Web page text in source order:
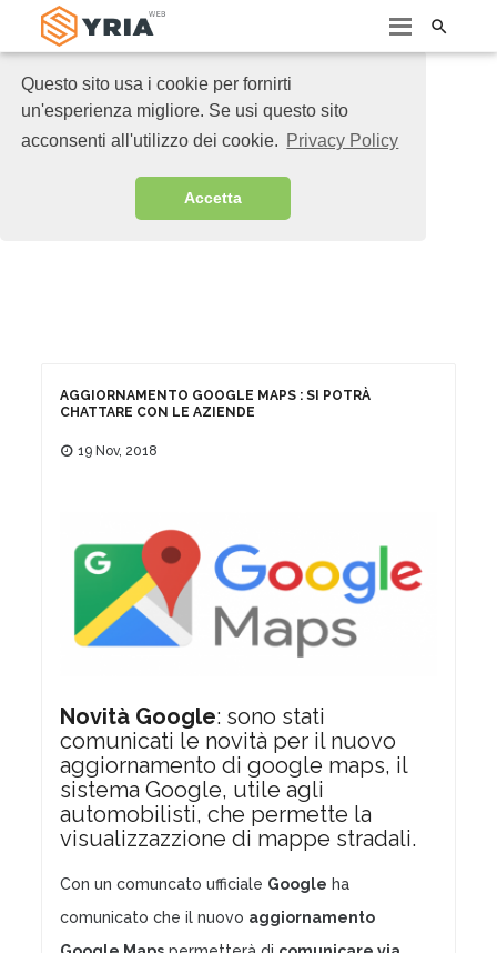
Questo sito usa i cookie per fornirti
un'esperienza migliore. Se usi questo sito
acconsenti all'utilizzo dei cookie. Privacy Policy
Accetta

AGGIORNAMENTO GOOGLE MAPS : SI POTRÀ
CHATTARE CON LE AZIENDE
19 Nov, 2018
Novità Google: sono stati
comunicati le novità per il nuovo
aggiornamento di google maps, il
sistema Google, utile agli
automobilisti, che permette la
visualizzazzione di mappe stradali.
Con un comuncato ufficiale Google ha
comunicato che il nuovo aggiornamento